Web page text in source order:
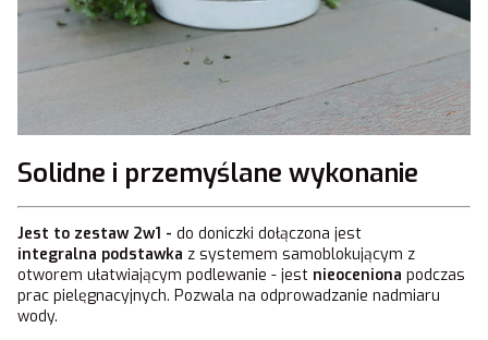
Solidne i przemyślane wykonanie
Jest to zestaw 2w1 - do doniczki dołączona jest
integralna podstawka z systemem samoblokującym z
otworem ułatwiającym podlewanie - jest nieoceniona podczas
prac pielęgnacyjnych. Pozwala na odprowadzanie nadmiaru
wody.